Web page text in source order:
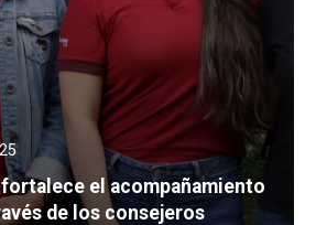
el acompañamiento
de los consejeros